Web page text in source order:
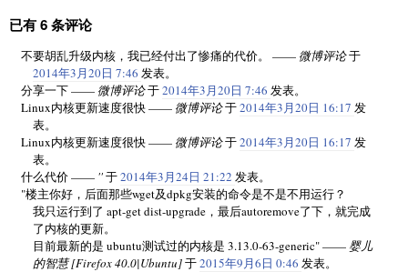
已有 6 条评论
不要胡乱升级内核，我已经付出了惨痛的代价。 —— 微博评论于
2014年3月20日 7:46 发表。
分享一下 —— 微博评论于2014年3月20日 7:46 发表。
Linux内核更新速度很快 —— 微博评论于2014年3月20日 16:17 发
表。
Linux内核更新速度很快 —— 微博评论于2014年3月20日 16:17 发
表。
什么代价 —— ''于2014年3月24日 21:22 发表。
"楼主你好，后面那些wget及dpkg安装的命令是不是不用运行？
我只运行到了 apt-get dist-upgrade，最后autoremove了下，就完成
了内核的更新。
目前最新的是 ubuntu测试过的内核是 3.13.0-63-generic" —— 婴儿
的智慧 [Firefox 40.0|Ubuntu]于2015年9月6日 0:46 发表。